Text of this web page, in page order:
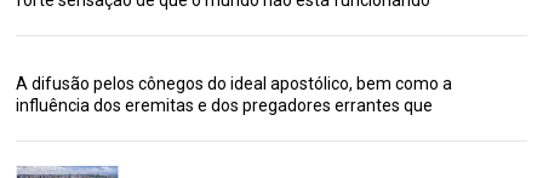
A difusão pelos cônegos do ideal apostólico, bem como a
influência dos eremitas e dos pregadores errantes que